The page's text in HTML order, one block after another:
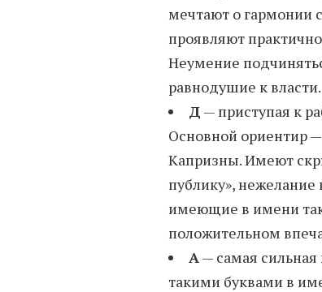
мечтают о гармонии
проявляют
Неумение
равнодушие к власти.
Д — приступая к
Основной ориентир
Капризны. Имеют
публику»,
имеющие в имени
положительном
А — самая
такими буквами в